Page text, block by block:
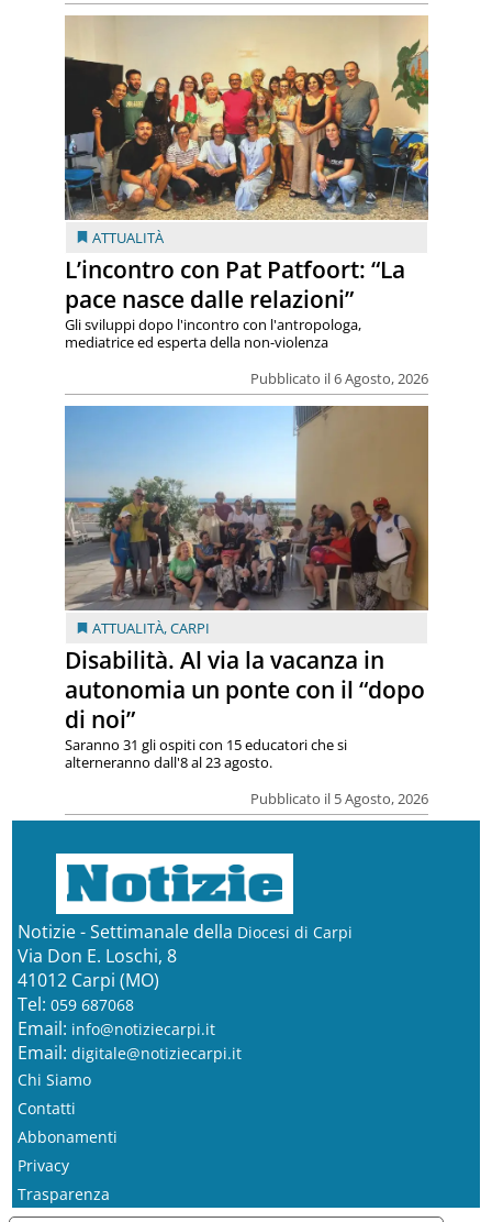
ATTUALITÀ
L’incontro con Pat Patfoort: “La
pace nasce dalle relazioni”
Pubblicato il 6 Agosto, 2026
Gli sviluppi dopo l'incontro con l'antropologa,
mediatrice ed esperta della non-violenza
ATTUALITÀ,CARPI
Disabilità. Al via la vacanza in
autonomia un ponte con il “dopo
di noi”
Pubblicato il 5 Agosto, 2026
Saranno 31 gli ospiti con 15 educatori che si
alterneranno dall'8 al 23 agosto.
Notizie - Settimanale della Diocesi di Carpi
Via Don E. Loschi, 8
41012 Carpi (MO)
Tel: 059 687068
Email: info@notiziecarpi.it
Email: digitale@notiziecarpi.it
Chi Siamo
Contatti
Abbonamenti
Privacy
Trasparenza